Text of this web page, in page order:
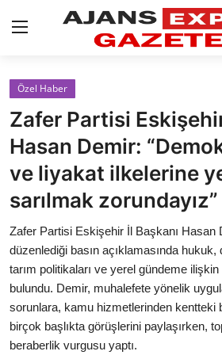
GİRİŞ YAP
AnaSayfa
Eskişehir Siyaset
Siyaset
Türkiye Gündemi
Yerel
Siber Güvenlik
Eğitim
Özel Haber
Zafer Partisi
Hasan Demir:
ve liyakat ilkelerine
sarılmak zorundayız”
Zafer Partisi Eskişehir İl Başkanı Hasan
düzenlediği basın açıklamasında
tarım politikaları ve yerel gündeme
bulundu. Demir, muhalefete yönelik
sorunlara, kamu hizmetlerinden kentteki
birçok başlıkta görüşlerini paylaşırken,
beraberlik vurgusu yaptı.